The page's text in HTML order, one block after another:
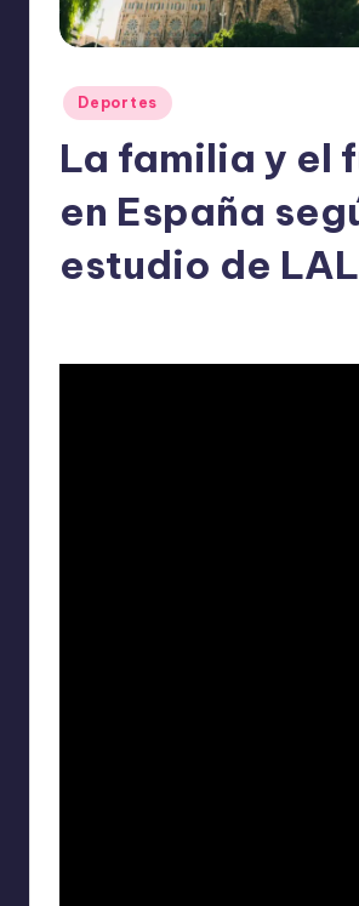
Publicado
en
Deportes
La familia y el
en España
estudio de